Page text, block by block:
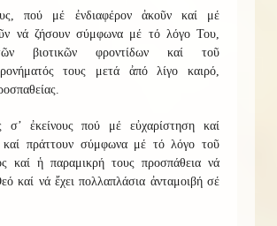
πού μέ ἐνδιαφέρον ἀκοῦν καί μέ
νά ζήσουν σύμφωνα μέ τό λόγο Του,
βιοτικῶν φροντίδων καί τοῦ
τους μετά ἀπό λίγο καιρό,
σ’ ἐκείνους πού μέ εὐχαρίστηση καί
καί πράττουν σύμφωνα μέ τό λόγο τοῦ
καί ἡ παραμικρή τους προσπάθεια νά
καί νά ἔχει πολλαπλάσια ἀνταμοιβή σέ